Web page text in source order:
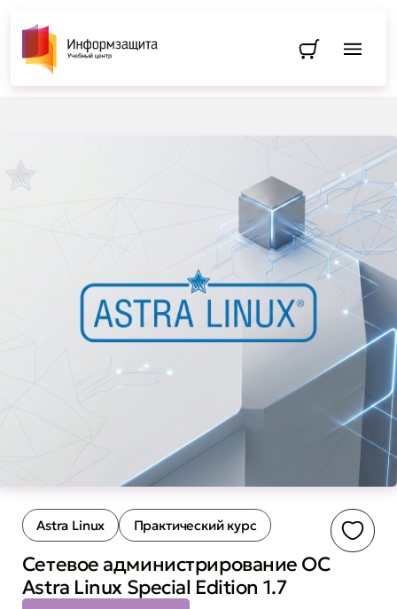
Перейти
Astra Linux Практический курс
Сетевое администрирование ОС
Astra Linux Special Edition 1.7